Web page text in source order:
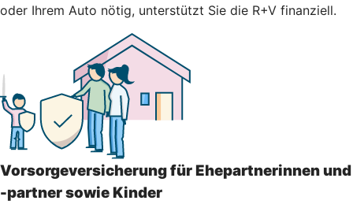
oder Ihrem Auto nötig, unterstützt Sie die R+V finanziell.
Vorsorgeversicherung für Ehepartnerinnen und
-partner sowie Kinder